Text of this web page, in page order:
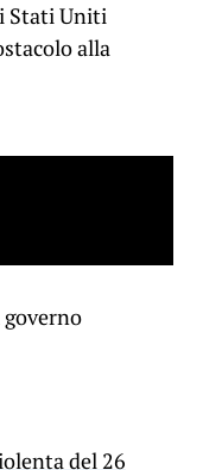
Stati Uniti
alla
governo
del 26